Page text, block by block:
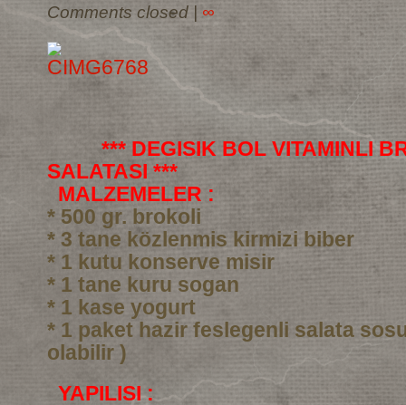
Comments closed| ∞
*** DEGISIK BOL VITAMINLI
SALATASI ***
MALZEMELER :
* 500 gr. brokoli
* 3 tane közlenmis kirmizi biber
* 1 kutu konserve misir
* 1 tane kuru sogan
* 1 kase yogurt
* 1 paket hazir feslegenli salata
olabilir )
YAPILISI :